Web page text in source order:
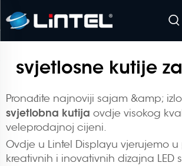
svjetlosne kutije
Pronađite najnoviji sajam &amp;
svjetlobna kutija ovdje visokog
veleprodajnoj cijeni.
Ovdje u Lintel Displayu vjerujemo
kreativnih i inovativnih dizajna LED